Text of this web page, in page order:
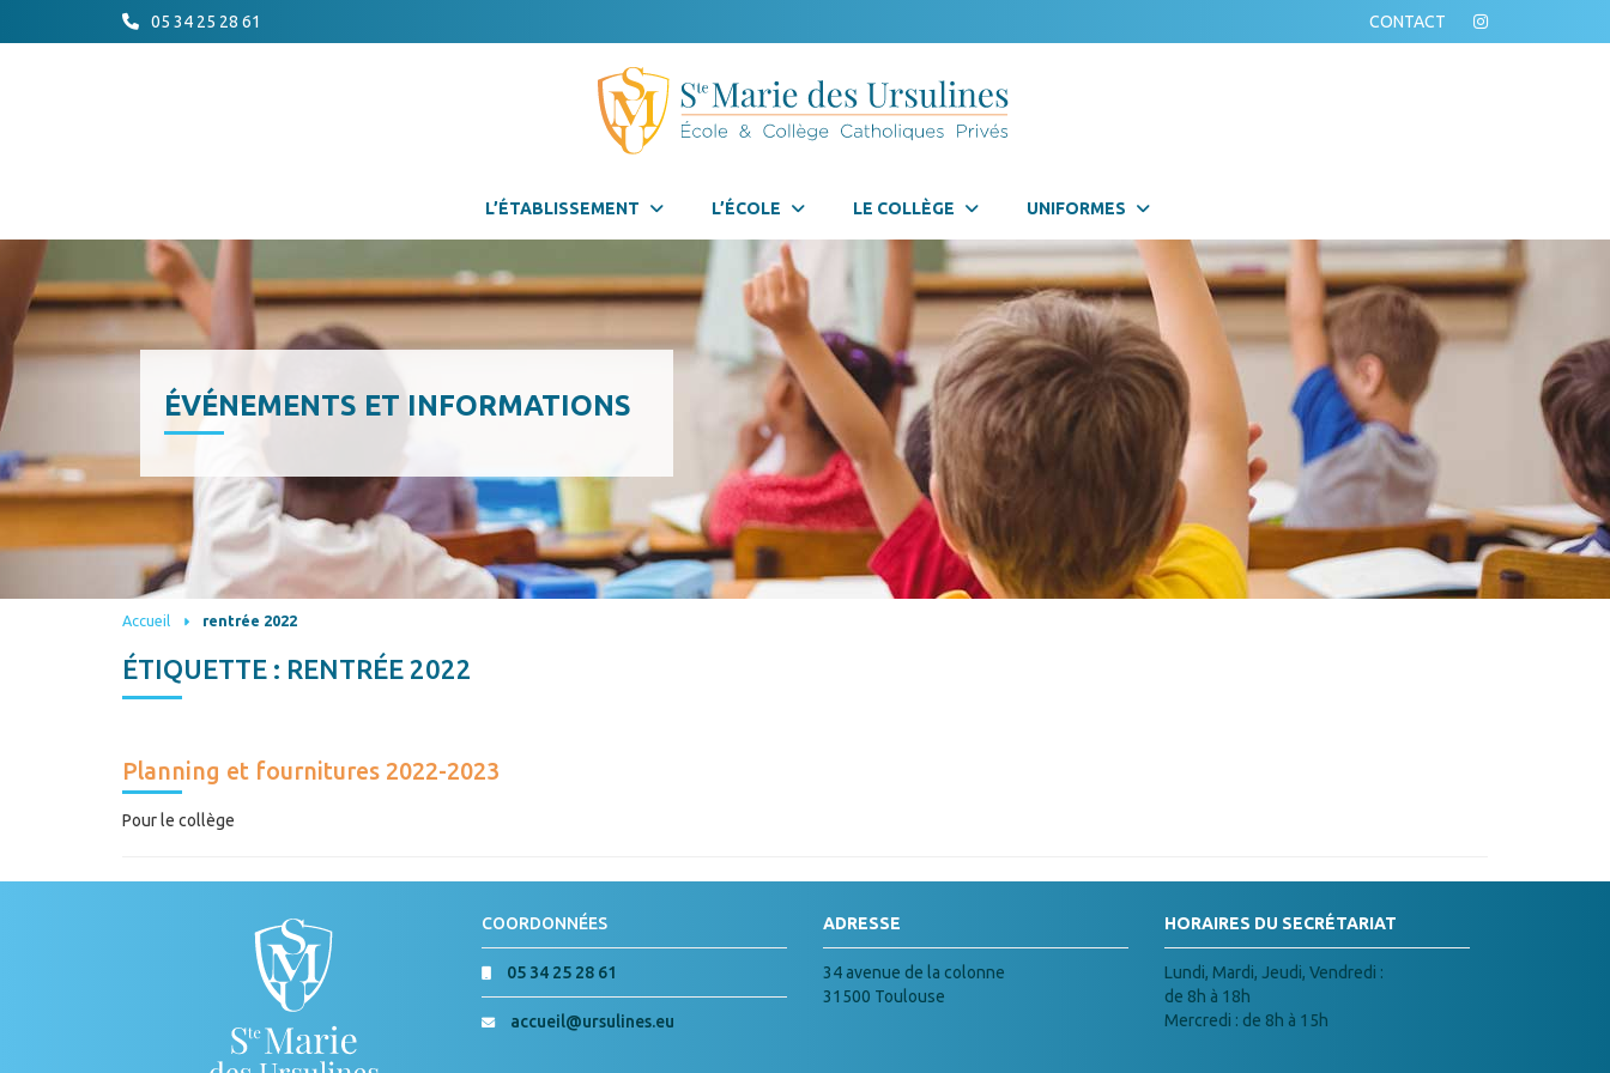
05 34 25 28 61 CONTACT
L’ÉTABLISSEMENT L’ÉCOLE LE COLLÈGE UNIFORMES
ÉVÉNEMENTS ET INFORMATIONS
Accueil rentrée 2022
ÉTIQUETTE : RENTRÉE 2022
Planning et fournitures 2022-2023
Pour le collège
COORDONNÉES
05 34 25 28 61
accueil@ursulines.eu
ADRESSE
34 avenue de la colonne
31500 Toulouse
HORAIRES DU SECRÉTARIAT
Lundi, Mardi, Jeudi, Vendredi :
de 8h à 18h
Mercredi : de 8h à 15h